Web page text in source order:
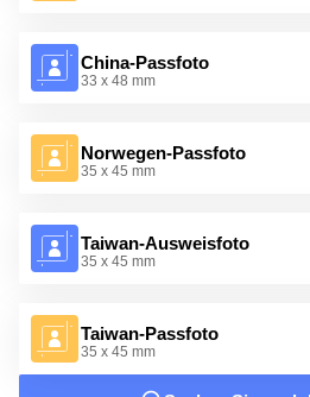
China-Passfoto
33 x 48 mm
Norwegen-Passfoto
35 x 45 mm
Taiwan-Ausweisfoto
35 x 45 mm
Taiwan-Passfoto
35 x 45 mm